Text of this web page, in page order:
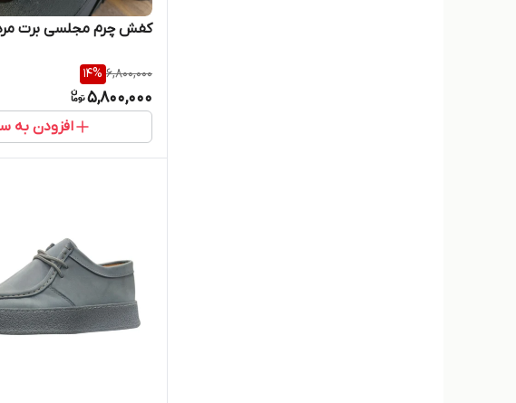
کفش چرم مجلسی برت
6,800,000
14%
5,800,000
افزودن به